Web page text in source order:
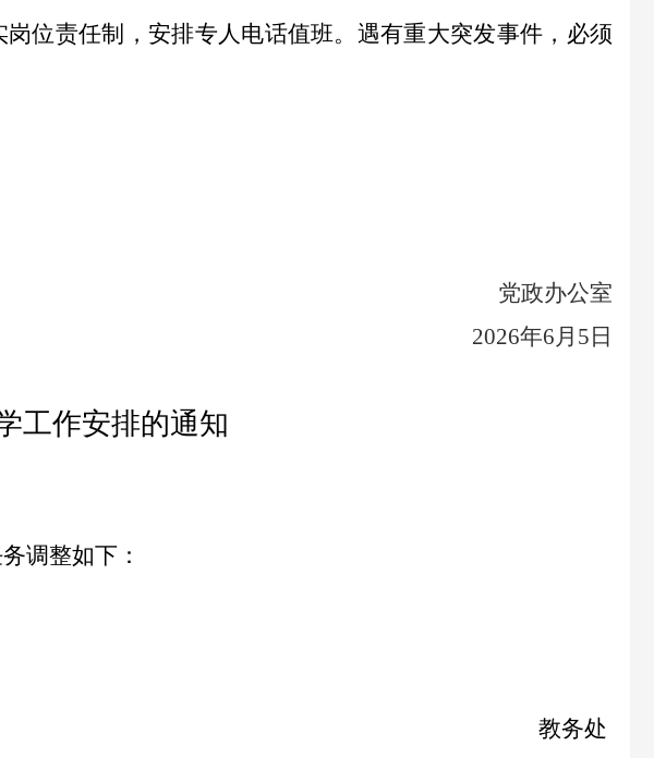
位责任制，安排专人电话值班。 遇有重大突发事件，必须
党政办公室
2026年6月5日
工作安排的通知
调整如下：
教务处